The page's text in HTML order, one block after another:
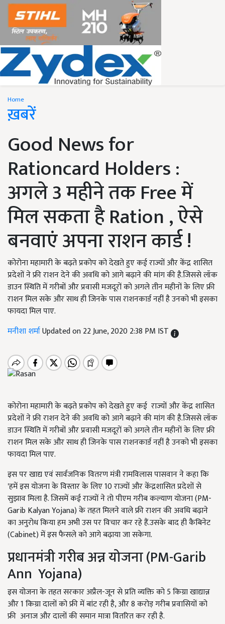
Home
ख़बरें
Good News for
Rationcard Holders :
अगले 3 महीने तक Free में
मिल सकता है Ration , ऐसे
बनवाएं अपना राशन कार्ड !
कोरोना महामारी के बढ़ते प्रकोप को देखते हुए कई राज्यों और केंद्र शासित
प्रदेशों ने फ्री राशन देने की अवधि को आगे बढ़ाने की मांग की है.जिससे लॉक
डाउन स्थिति में गरीबों और प्रवासी मजदूरों को अगले तीन महीनों के लिए फ्री
राशन मिल सके और साथ ही जिनके पास राशनकार्ड नहीं है उनको भी इसका
फायदा मिल पाए.
मनीशा शर्माUpdated on 22 June, 2020 2:38 PM IST
कोरोना महामारी के बढ़ते प्रकोप को देखते हुए कई राज्यों और केंद्र शासित
प्रदेशों ने फ्री राशन देने की अवधि को आगे बढ़ाने की मांग की है.जिससे लॉक
डाउन स्थिति में गरीबों और प्रवासी मजदूरों को अगले तीन महीनों के लिए फ्री
राशन मिल सके और साथ ही जिनके पास राशनकार्ड नहीं है उनको भी इसका
फायदा मिल पाए.
इस पर खाद्य एवं सार्वजनिक वितरण मंत्री रामविलास पासवान ने कहा कि
'हमें इस योजना के विस्तार के लिए 10 राज्यों और केंद्रशासित प्रदेशों से
सुझाव मिला है. जिसमें कई राज्यों ने तो पीएम गरीब कल्याण योजना (PM-
Garib Kalyan Yojana) के तहत मिलने वाले फ्री राशन की अवधि बढ़ाने
का अनुरोध किया हम अभी उस पर विचार कर रहे हैं.उसके बाद ही कैबिनेट
(Cabinet) में इस फैसले को आगे बढ़ाया जा सकेगा.
प्रधानमंत्री गरीब अन्न योजना (PM-Garib
Ann Yojana)
इस योजना के तहत सरकार अप्रैल-जून से प्रति व्यक्ति को 5 किग्रा खाद्यान्न
और 1 किग्रा दालों को फ्री में बांट रही है, और 8 करोड़ गरीब प्रवासियों को
फ्री अनाज और दालों की समान मात्रा वितरित कर रही है.